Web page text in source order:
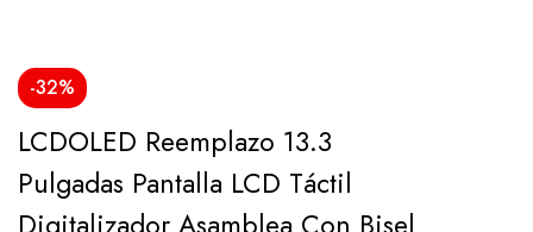
-32%
LCDOLED Reemplazo 13.3
Pulgadas Pantalla LCD Táctil